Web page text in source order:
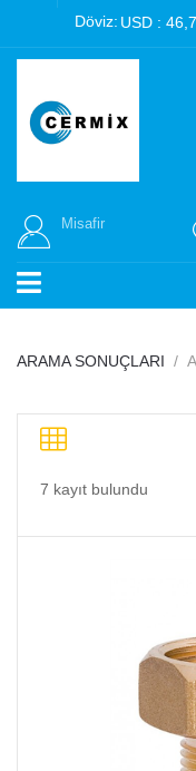
Döviz: USD :
Misafir
ARAMA SONUÇLARI
7 kayıt bulundu